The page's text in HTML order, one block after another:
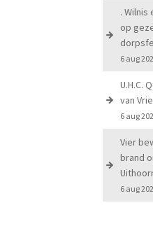
.
op
6 aug
U.H.C.
van
6 aug
Vier
brand
6 aug